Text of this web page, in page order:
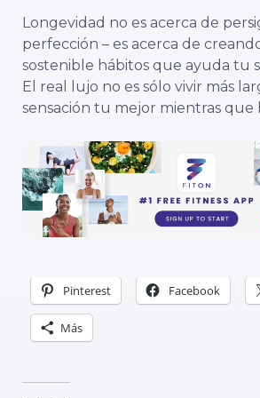
Longevidad no es acerca de
perfección – es acerca de
sostenible hábitos que ayuda tu
El real lujo no es sólo vivir más
sensación tu mejor mientras que
Pinterest Facebook
Más